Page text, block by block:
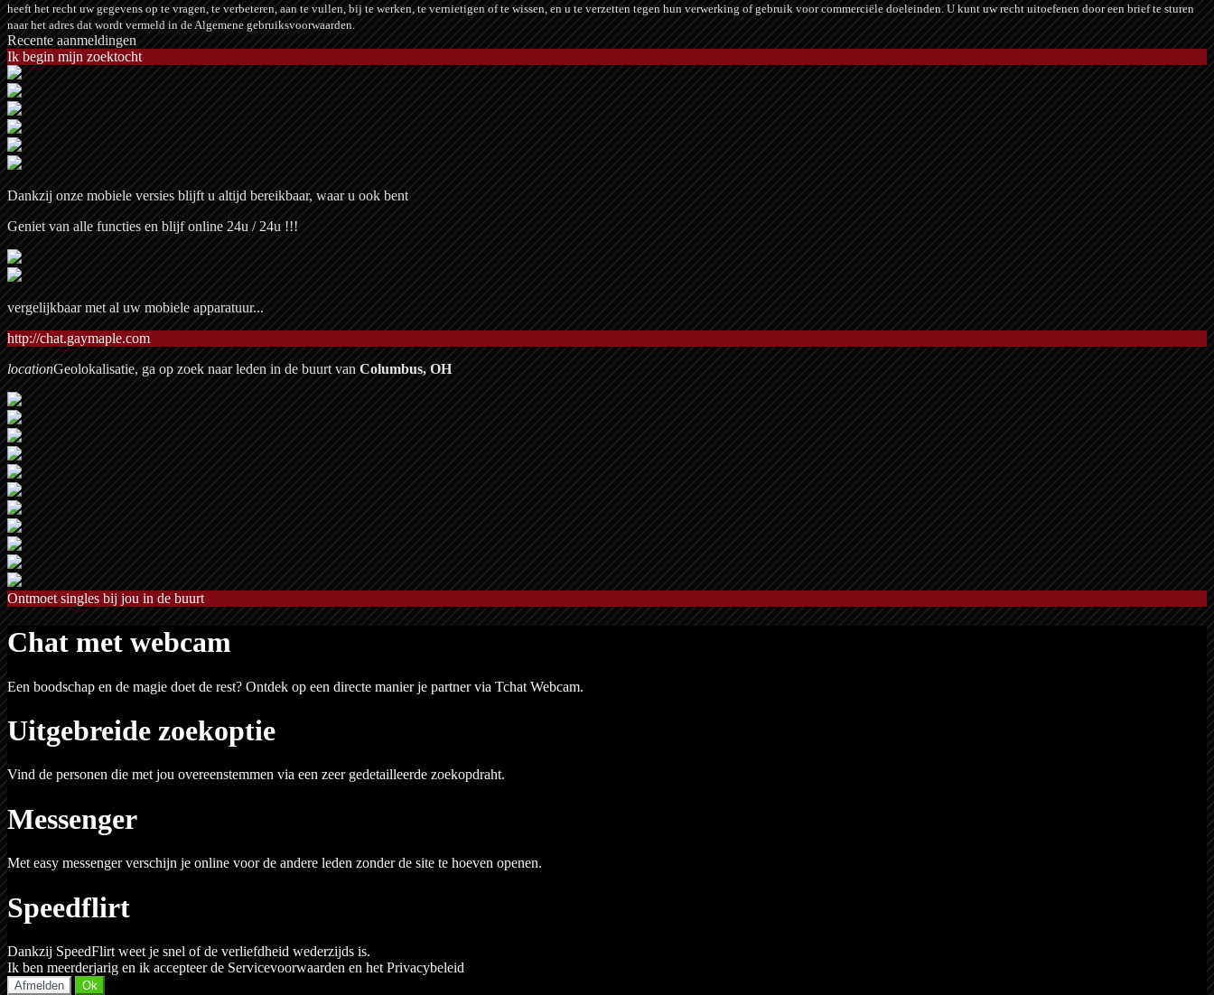
heeft het recht uw gegevens op te vragen, te verbeteren, aan te vullen, bij te werken, te vernietigen of te wissen, en u te verzetten tegen hun verwerking of gebruik voor commerciële doeleinden. U kunt uw recht uitoefenen door een brief te sturen
naar het adres dat wordt vermeld in de Algemene gebruiksvoorwaarden.
Recente aanmeldingen
Ik begin mijn zoektocht
Dankzij onze mobiele versies blijft u altijd bereikbaar, waar u ook bent
Geniet van alle functies en blijf online 24u / 24u !!!
vergelijkbaar met al uw mobiele apparatuur...
http://chat.gaymaple.com
locationGeolokalisatie, ga op zoek naar leden in de buurt van Columbus, OH
Ontmoet singles bij jou in de buurt
Chat met webcam
Een boodschap en de magie doet de rest? Ontdek op een directe manier je partner via Tchat Webcam.
Uitgebreide zoekoptie
Vind de personen die met jou overeenstemmen via een zeer gedetailleerde zoekopdraht.
Messenger
Met easy messenger verschijn je online voor de andere leden zonder de site te hoeven openen.
Speedflirt
Dankzij SpeedFlirt weet je snel of de verliefdheid wederzijds is.
Ik ben meerderjarig en ik accepteer de Servicevoorwaarden en het Privacybeleid
Afmelden Ok